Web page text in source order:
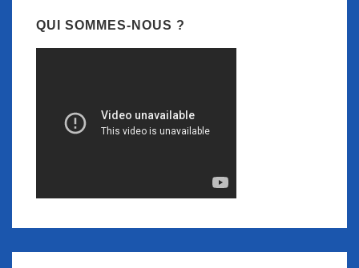
QUI SOMMES-NOUS ?